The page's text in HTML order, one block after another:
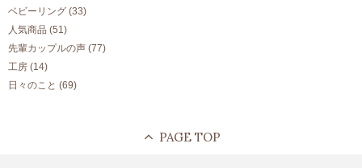
ベビーリング (33)
人気商品 (51)
先輩カップルの声 (77)
工房 (14)
日々のこと (69)